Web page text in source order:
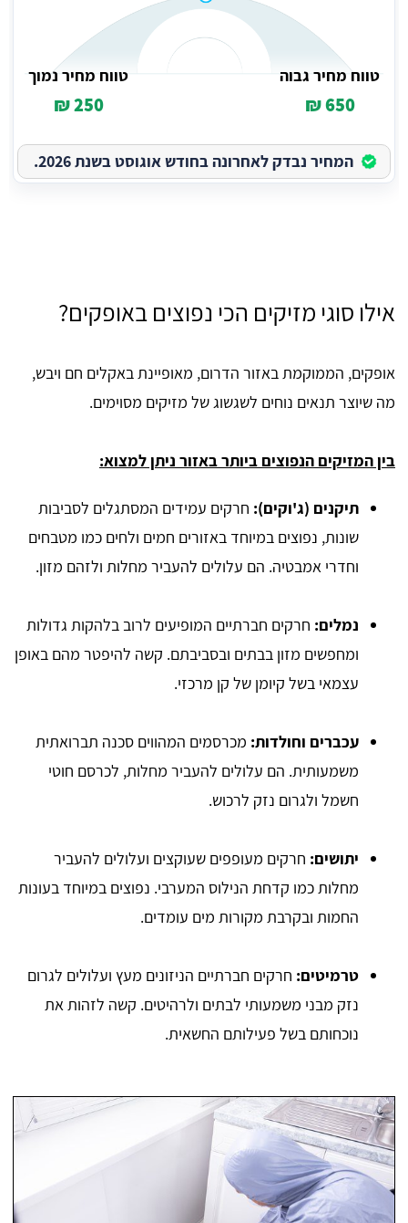
טווח מחיר גבוה
650 ₪
טווח מחיר נמוך
250 ₪
המחיר נבדק לאחרונה בחודש אוגוסט בשנת 2026.
אילו סוגי מזיקים הכי נפוצים באופקים?
אופקים, הממוקמת באזור הדרום, מאופיינת באקלים חם ויבש,
מה שיוצר תנאים נוחים לשגשוג של מזיקים מסוימים.
בין המזיקים הנפוצים ביותר באזור ניתן למצוא:
תיקנים (ג'וקים): חרקים עמידים המסתגלים לסביבות
שונות, נפוצים במיוחד באזורים חמים ולחים כמו מטבחים
וחדרי אמבטיה. הם עלולים להעביר מחלות ולזהם מזון.
נמלים: חרקים חברתיים המופיעים לרוב בלהקות גדולות
ומחפשים מזון בבתים ובסביבתם. קשה להיפטר מהם באופן
עצמאי בשל קיומן של קן מרכזי.
עכברים וחולדות: מכרסמים המהווים סכנה תברואתית
משמעותית. הם עלולים להעביר מחלות, לכרסם חוטי
חשמל ולגרום נזק לרכוש.
יתושים: חרקים מעופפים שעוקצים ועלולים להעביר
מחלות כמו קדחת הנילוס המערבי. נפוצים במיוחד בעונות
החמות ובקרבת מקורות מים עומדים.
טרמיטים: חרקים חברתיים הניזונים מעץ ועלולים לגרום
נזק מבני משמעותי לבתים ולרהיטים. קשה לזהות את
נוכחותם בשל פעילותם החשאית.